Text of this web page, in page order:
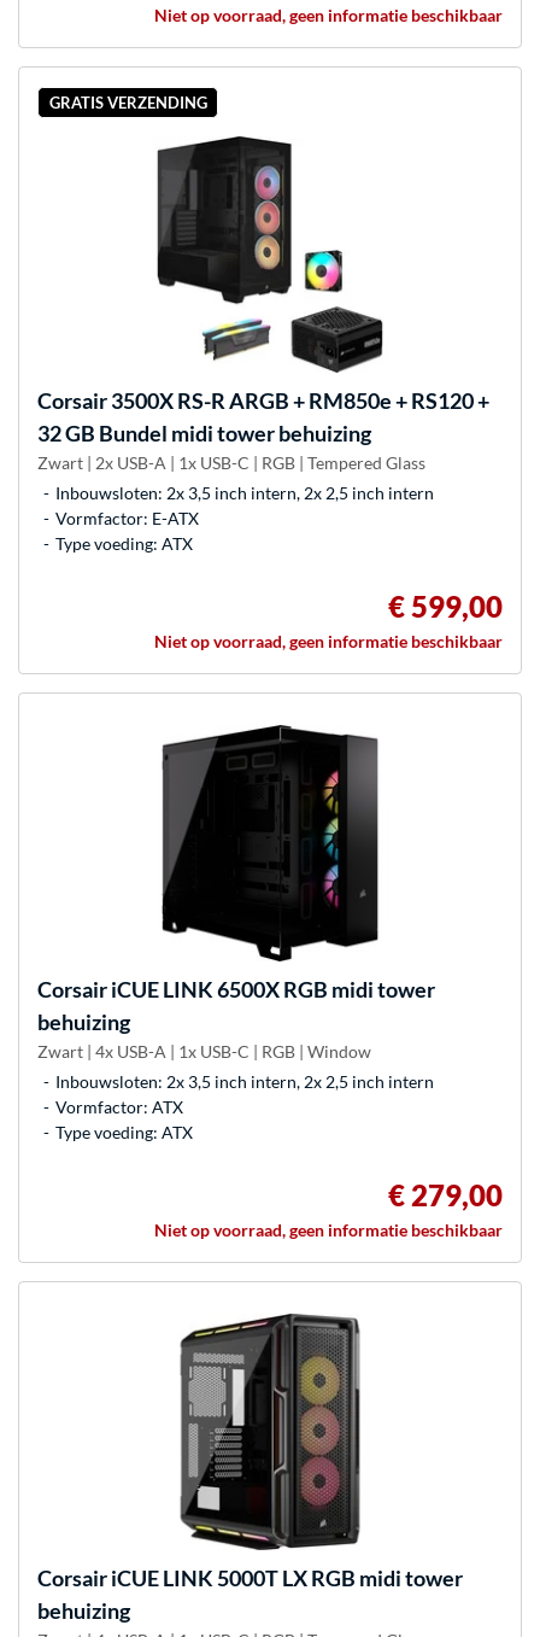
Niet op voorraad, geen informatie beschikbaar
GRATIS VERZENDING
Corsair3500X RS-R ARGB + RM850e + RS120 +
32 GB Bundel midi tower behuizing
Zwart | 2x USB-A | 1x USB-C | RGB | Tempered Glass
Inbouwsloten: 2x 3,5 inch intern, 2x 2,5 inch intern
Vormfactor: E-ATX
Type voeding: ATX
€ 599,00
Niet op voorraad, geen informatie beschikbaar
CorsairiCUE LINK 6500X RGB midi tower
behuizing
Zwart | 4x USB-A | 1x USB-C | RGB | Window
Inbouwsloten: 2x 3,5 inch intern, 2x 2,5 inch intern
Vormfactor: ATX
Type voeding: ATX
€ 279,00
Niet op voorraad, geen informatie beschikbaar
CorsairiCUE LINK 5000T LX RGB midi tower
behuizing